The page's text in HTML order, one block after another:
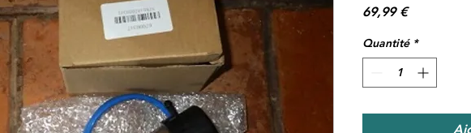
69,99 €Prix
Quantité *